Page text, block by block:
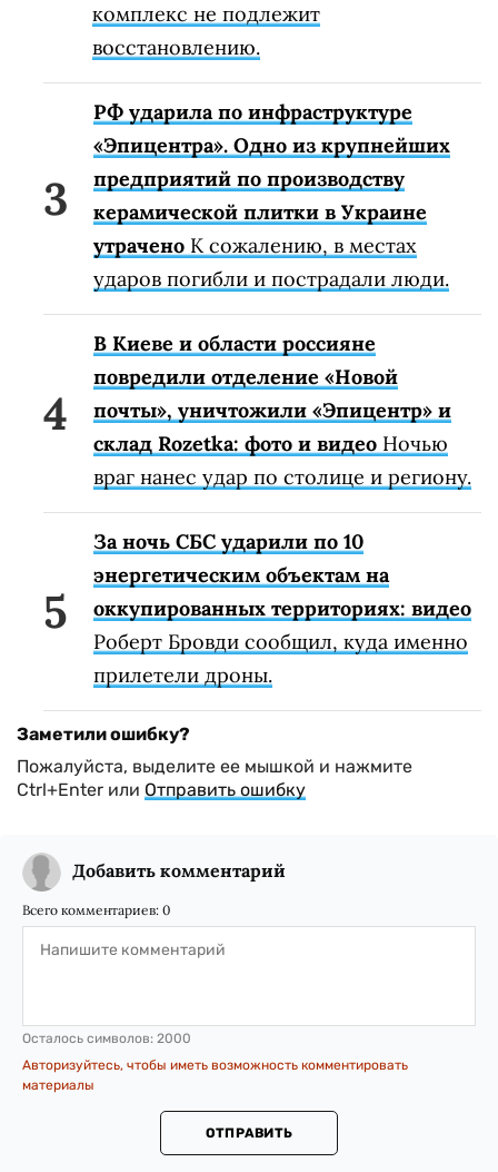
комплекс не подлежит
восстановлению.
РФ ударила по инфраструктуре
«Эпицентра». Одно из крупнейших
предприятий по производству
керамической плитки в Украине
утрачено К сожалению, в местах
ударов погибли и пострадали люди.
В Киеве и области россияне
повредили отделение «Новой
почты», уничтожили «Эпицентр» и
склад Rozetka: фото и видео Ночью
враг нанес удар по столице и региону.
За ночь СБС ударили по 10
энергетическим объектам на
оккупированных территориях: видео
Роберт Бровди сообщил, куда именно
прилетели дроны.
Заметили ошибку?
Пожалуйста, выделите ее мышкой и нажмите
Ctrl+Enter или Отправить ошибку
Добавить комментарий
Всего комментариев: 0
Осталось символов: 2000
Авторизуйтесь, чтобы иметь возможность комментировать
материалы
ОТПРАВИТЬ